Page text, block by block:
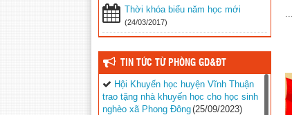
Thời khóa biểu năm học mới
(24/03/2017)
TIN TỨC TỪ PHÒNG GD&ĐT
Hội Khuyến học huyện Vĩnh Thuận
trao tặng nhà khuyến học cho học sinh
nghèo xã Phong Đông(25/09/2023)